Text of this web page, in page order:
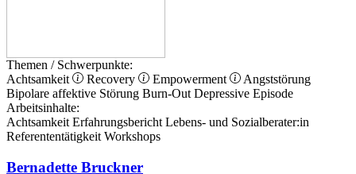
Themen / Schwerpunkte:
Achtsamkeit
Recovery Empowerment
Angststörung
Bipolare affektive Störung Burn-Out Depressive Episode
Arbeitsinhalte:
Achtsamkeit Erfahrungsbericht Lebens- und Sozialberater:in
Referententätigkeit Workshops
Bernadette Bruckner